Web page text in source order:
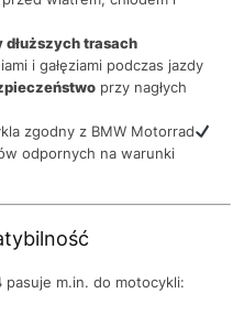
dłuższych trasach
i gałęziami podczas jazdy
przy nagłych
zgodny z BMW Motorrad
odpornych na warunki
pasuje m.in. do motocykli: